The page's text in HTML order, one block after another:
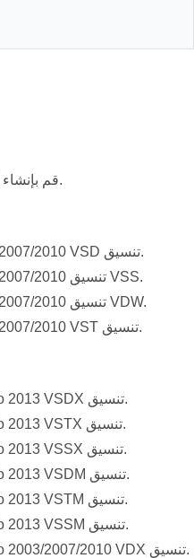
قم بإنشاء الرسوم التخطيطية من البداية.
قراءة Microsoft Visio 2003/2007/2010 VSD تنسيق.
قراءة Microsoft Visio 2003/2007/2010 تنسيق VSS.
قراءة Microsoft Visio 2003/2007/2010 تنسيق VDW.
قراءة Microsoft Visio 2003/2007/2010 VST تنسيق.
قراءة أو كتابة Microsoft Visio 2013 VSDX تنسيق.
قراءة أو كتابة Microsoft Visio 2013 VSTX تنسيق.
قراءة أو كتابة Microsoft Visio 2013 VSSX تنسيق.
قراءة أو كتابة Microsoft Visio 2013 VSDM تنسيق.
قراءة أو كتابة Microsoft Visio 2013 VSTM تنسيق.
قراءة أو كتابة Microsoft Visio 2013 VSSM تنسيق.
قراءة أو كتابة Microsoft Visio 2003/2007/2010 VDX تنسيق.